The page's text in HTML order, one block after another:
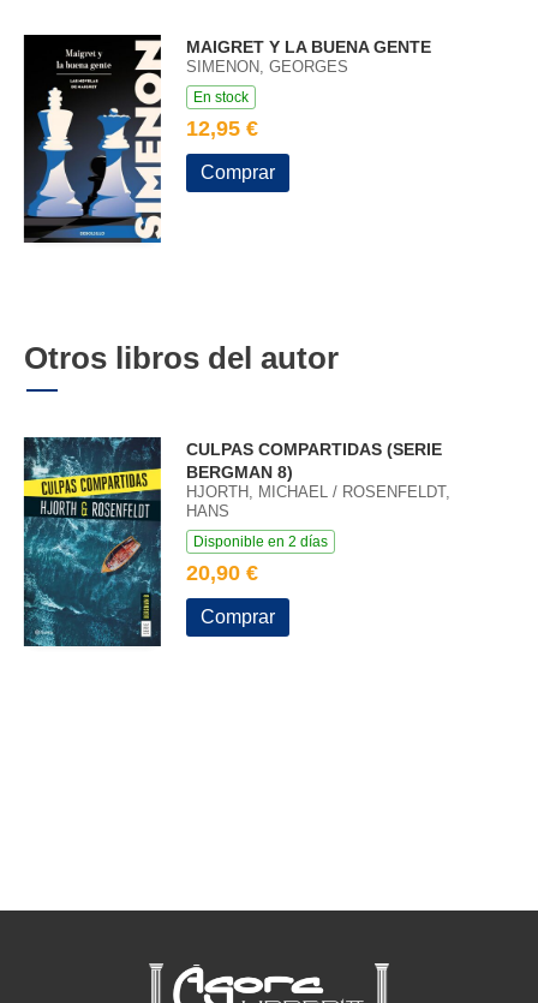
MAIGRET Y LA BUENA GENTE
SIMENON, GEORGES
En stock
12,95 €
Comprar
Otros libros del autor
CULPAS COMPARTIDAS (SERIE
BERGMAN 8)
HJORTH, MICHAEL / ROSENFELDT,
HANS
Disponible en 2 días
20,90 €
Comprar